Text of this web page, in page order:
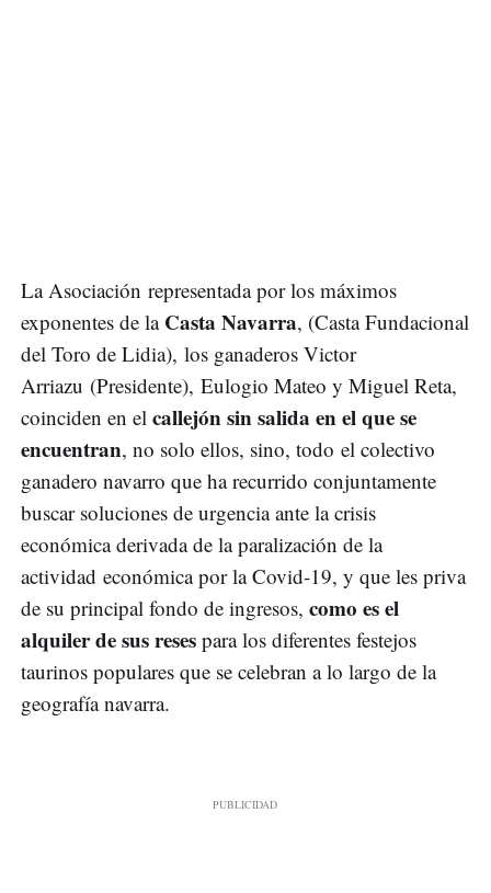
La Asociación representada por los máximos
exponentes de la Casta Navarra, (Casta Fundacional
del Toro de Lidia), los ganaderos Victor
Arriazu (Presidente), Eulogio Mateo y Miguel Reta,
coinciden en el callejón sin salida en el que se
encuentran, no solo ellos, sino, todo el colectivo
ganadero navarro que ha recurrido conjuntamente
buscar soluciones de urgencia ante la crisis
económica derivada de la paralización de la
actividad económica por la Covid-19, y que les priva
de su principal fondo de ingresos, como es el
alquiler de sus reses para los diferentes festejos
taurinos populares que se celebran a lo largo de la
geografía navarra.